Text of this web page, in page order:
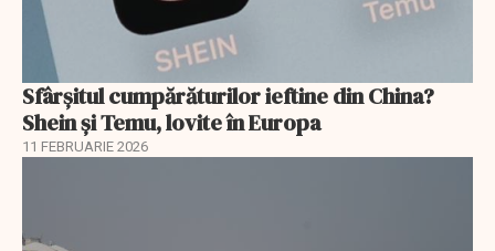
Sfârșitul cumpărăturilor ieftine din China?
Shein și Temu, lovite în Europa
11 FEBRUARIE 2026